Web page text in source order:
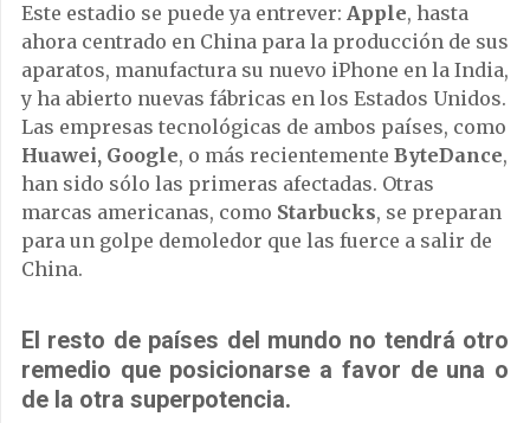
Este estadio se puede ya entrever: Apple, hasta
ahora centrado en China para la producción de sus
aparatos, manufactura su nuevo iPhone en la India,
y ha abierto nuevas fábricas en los Estados Unidos.
Las empresas tecnológicas de ambos países, como
Huawei, Google, o más recientemente ByteDance,
han sido sólo las primeras afectadas. Otras
marcas americanas, como Starbucks, se preparan
para un golpe demoledor que las fuerce a salir de
China.
El resto de países del mundo no tendrá otro
remedio que posicionarse a favor de una o
de la otra superpotencia.